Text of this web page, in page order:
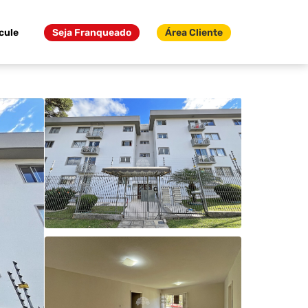
Seja Franqueado Área Cliente